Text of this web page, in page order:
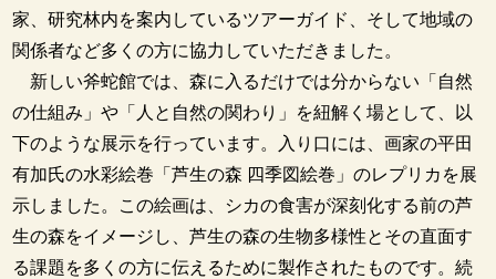
家、研究林内を案内しているツアーガイド、そして地域の
関係者など多くの方に協力していただきました。
新しい斧蛇館では、森に入るだけでは分からない「自然
の仕組み」や「人と自然の関わり」を紐解く場として、以
下のような展示を行っています。入り口には、画家の平田
有加氏の水彩絵巻「芦生の森 四季図絵巻」のレプリカを展
示しました。この絵画は、シカの食害が深刻化する前の芦
生の森をイメージし、芦生の森の生物多様性とその直面す
る課題を多くの方に伝えるために製作されたものです。続